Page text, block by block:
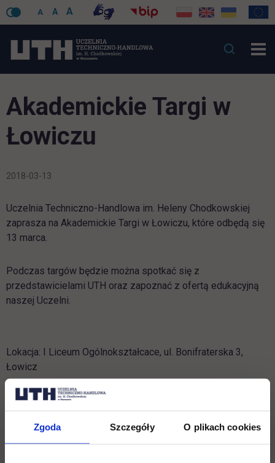
Zgoda Szczegóły O plikach cookies
A A A
Akademickie Targi w
Łowiczu
2018-03-13
Uczelnia Techniczno-Handlowa im. Heleny Chodkowskiej
zaprasza na Akademickie Targi w Łowiczu, które odbędą się
13 marca.
Podczas targów będzie można spotkać się z
przedstawicielami UTH oraz zapoznać z ofertą edukacyjną
naszej Uczelni.
Lokacja: I Liceum Ogólnokształcace, ul. Bonifraterska 3,
Łowicz
Pomiń
Informacje w stopce
Edukacja Student